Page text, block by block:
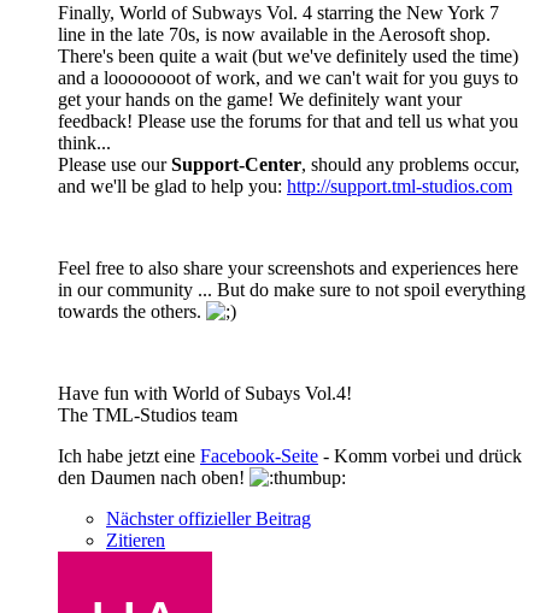
Finally, World of Subways Vol. 4 starring the New York 7
line in the late 70s, is now available in the Aerosoft shop.
There's been quite a wait (but we've definitely used the time)
and a loooooooot of work, and we can't wait for you guys to
get your hands on the game! We definitely want your
feedback! Please use the forums for that and tell us what you
think...
Please use ourSupport-Center, should any problems occur,
and we'll be glad to help you: http://support.tml-studios.com
Feel free to also share your screenshots and experiences here
in our community ... But do make sure to not spoil everything
towards the others.
Have fun with World of Subays Vol.4!
The TML-Studios team
Ich habe jetzt eine Facebook-Seite - Komm vorbei und drück
den Daumen nach oben!
Nächster offizieller Beitrag
Zitieren